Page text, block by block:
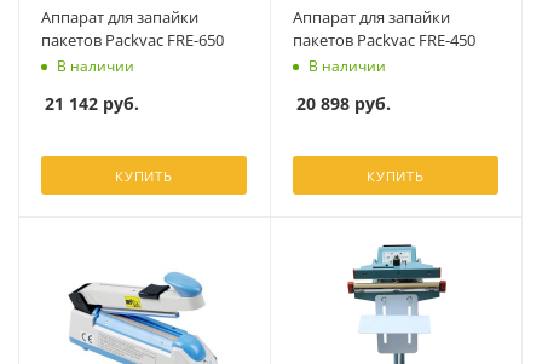
Аппарат для запайки
пакетов Packvac FRE-650
В наличии
21 142 руб.
КУПИТЬ
Аппарат для запайки
пакетов Packvac FRE-450
В наличии
20 898 руб.
КУПИТЬ